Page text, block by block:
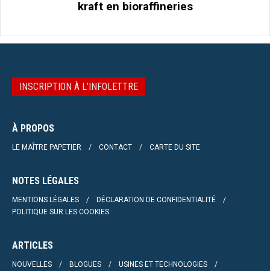
kraft en bioraffineries
INSCRIPTION À L’INFOLETTRE
À PROPOS
LE MAÎTRE PAPETIER CONTACT CARTE DU SITE
NOTES LÉGALES
MENTIONS LÉGALES
DÉCLARATION DE CONFIDENTIALITÉ
POLITIQUE SUR LES COOKIES
ARTICLES
NOUVELLES BLOGUES USINES ET TECHNOLOGIES